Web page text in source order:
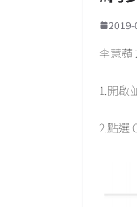
2019-
李慧蘋
1.開啟
2.點選